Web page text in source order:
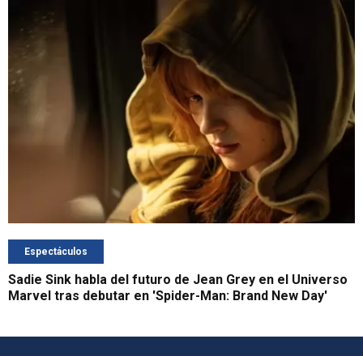
Espectáculos
Sadie Sink habla del futuro de Jean Grey en el Universo
Marvel tras debutar en 'Spider-Man: Brand New Day'